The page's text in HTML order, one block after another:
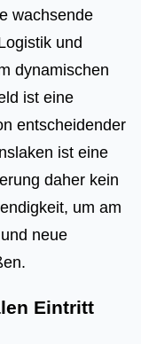
wachsende
und
dynamischen
ist eine
entscheidender
ist eine
daher kein
um am
neue
Eintritt